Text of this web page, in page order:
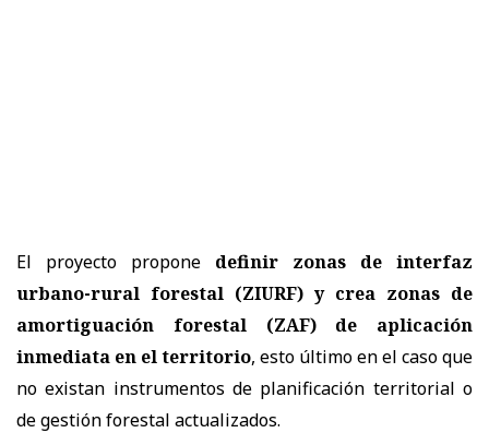
El proyecto propone definir zonas de interfaz
urbano-rural forestal (ZIURF) y crea zonas de
amortiguación forestal (ZAF) de aplicación
inmediata en el territorio, esto último en el caso que
no existan instrumentos de planificación territorial o
de gestión forestal actualizados.